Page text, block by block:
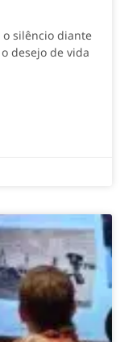
o silêncio diante
desejo de vida